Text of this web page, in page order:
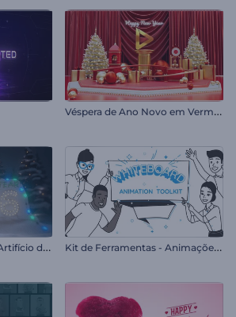
V
éspera de Ano Novo em Vermelho
I
ntrodução Fogos de Artifício do Rendy K
it de Ferramentas - Animações Whiteboard